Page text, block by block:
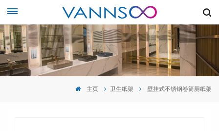
主页 卫生纸架 壁挂式不锈钢卷筒厕纸架